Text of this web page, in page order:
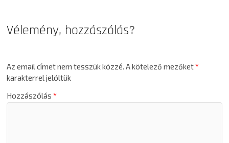
Vélemény, hozzászólás?
Az email címet nem tesszük közzé. A kötelező mezőket*
karakterrel jelöltük
Hozzászólás*